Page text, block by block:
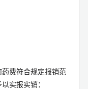
费符合规定报销范
实报实销：